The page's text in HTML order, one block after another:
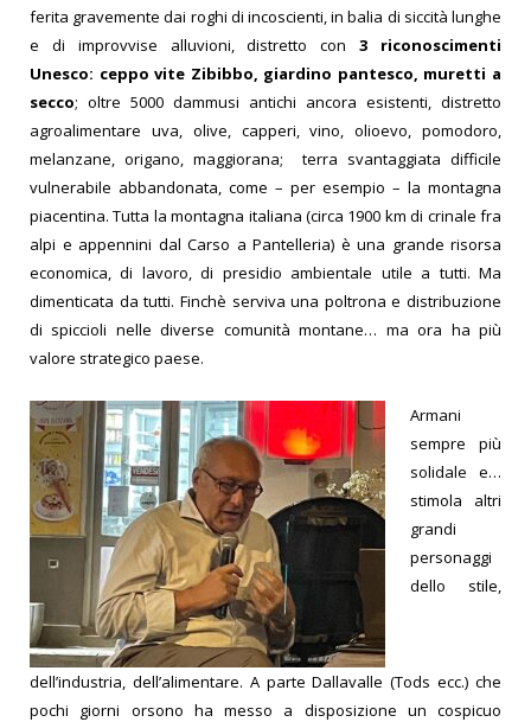
ferita gravemente dai roghi di incoscienti, in balia di siccità lunghe
e di improvvise alluvioni, distretto con3 riconoscimenti
Unesco: ceppo vite Zibibbo, giardino pantesco, muretti a
secco; oltre 5000 dammusi antichi ancora esistenti, distretto
agroalimentare uva, olive, capperi, vino, olioevo, pomodoro,
melanzane, origano, maggiorana; terra svantaggiata difficile
vulnerabile abbandonata, come – per esempio – la montagna
piacentina. Tutta la montagna italiana (circa 1900 km di crinale fra
alpi e appennini dal Carso a Pantelleria) è una grande risorsa
economica, di lavoro, di presidio ambientale utile a tutti. Ma
dimenticata da tutti. Finchè serviva una poltrona e distribuzione
di spiccioli nelle diverse comunità montane… ma ora ha più
valore strategico paese.
Armani
sempre più
solidale e…
stimola altri
grandi
personaggi
dello stile,
dell’industria, dell’alimentare. A parte Dallavalle (Tods ecc.) che
pochi giorni orsono ha messo a disposizione un cospicuo